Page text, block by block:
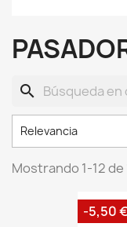
search
Relevancia
Mostrando 1-12
-5,50 €